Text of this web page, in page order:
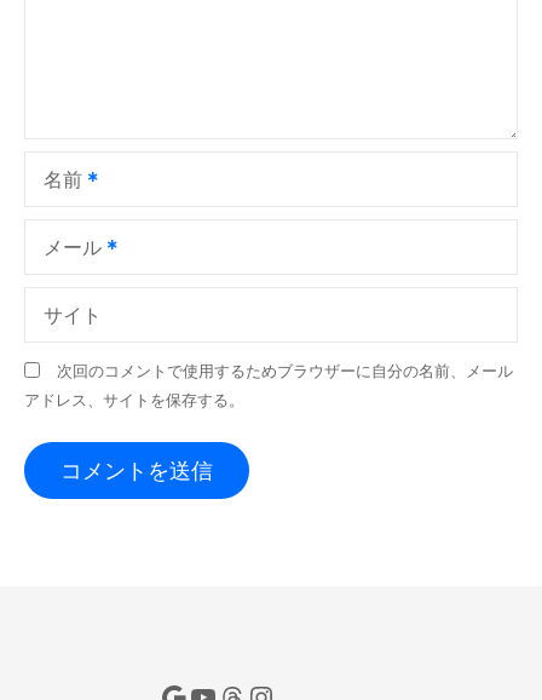
名前
メール
サイト
次回のコメントで使用するためブラウザーに自分の名前、メール
アドレス、サイトを保存する。